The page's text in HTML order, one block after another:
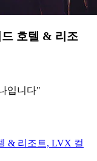
호텔 & 리조
입니다"
& 리조트, LVX 컬